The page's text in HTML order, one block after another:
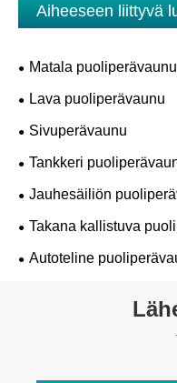
Aiheeseen liittyvä
Matala puoliperävaunu
Lava puoliperävaunu
Sivuperävaunu
Tankkeri
Jauhesäiliön
Takana kallistuva
Autoteline